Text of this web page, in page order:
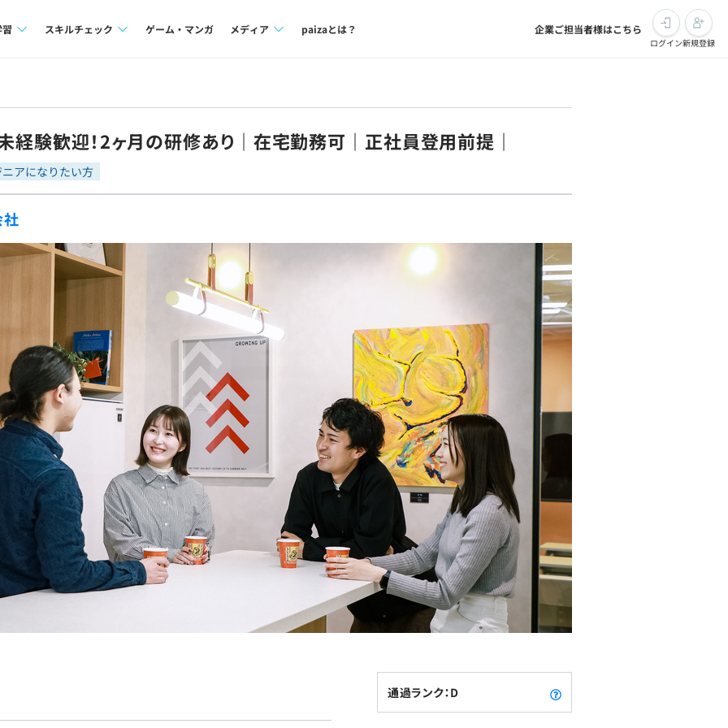
ー
4択課題
ナレッジ
リファレンス
プラン
個人向けプラン
法人向けプラン
学校向けプラン
契約内容・クーポン
スキルチェック
評価結果一覧
再チャレンジ結果一覧
ゲーム・マンガ メディア
note
paizaとは？ 企業ご担当者様はこちら
ログイン新規登録
未経験歓迎！2ヶ月の研修あり｜在宅勤務可｜正社員登用前提｜
アになりたい方
社
通過ランク：D